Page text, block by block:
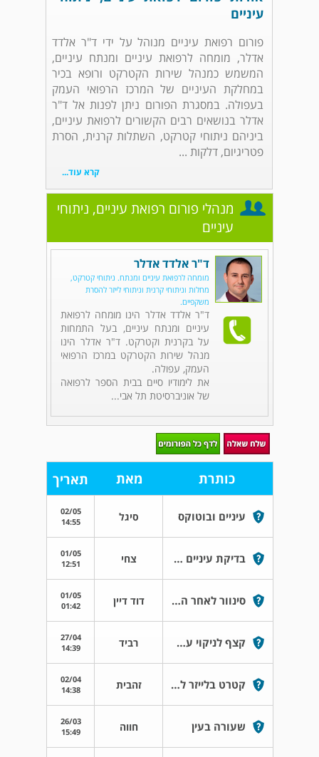
עיניים
פורום רפואת עיניים מנוהל על ידי ד"ר אלדד
אדלר, מומחה לרפואת עיניים ומנתח עיניים,
המשמש כמנהל שירות הקטרקט ורופא בכיר
במחלקת העיניים של המרכז הרפואי העמק
בעפולה. במסגרת הפורום ניתן לפנות אל ד"ר
אדלר בנושאים רבים הקשורים לרפואת עיניים,
ביניהם ניתוחי קטרקט, השתלות קרנית, הסרת
פטריגיום, דלקות ...
קרא עוד...
מנהלי פורום רפואת עיניים, ניתוחי
עיניים
ד"ר אלדד אדלר
מומחה לרפואת עיניים ומנתח. ניתוחי קטרקט,
מחלות וניתוחי קרנית וניתוחי לייזר להסרת
משקפיים.
ד"ר אלדד אדלר הינו מומחה לרפואת
עיניים ומנתח עיניים, בעל התמחות
על בקרנית וקטרקט. ד"ר אדלר הינו
מנהל שירות הקטרקט במרכז הרפואי
העמק, עפולה.
את לימודיו סיים בבית הספר לרפואה
של אוניברסיטת תל אבי...
כותרת מאת תאריך
עיניים ובוטוקס סיגל
02/05
14:55
בדיקת עיניים ועדשות מגע צחי
01/05
12:51
סינוור לאחר השתלת עדשות מולטיפוקל דוד דיין
01/05
01:42
קצף לניקוי עפעפיים וריסים רביד
27/04
14:39
קטרט בלייזר לחולת סכרת זהבית
02/04
14:38
שעורה בעין חווה
26/03
15:49